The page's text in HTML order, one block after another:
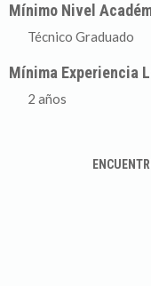
Mínimo Nivel
Técnico Graduado
Mínima Experiencia
2 años